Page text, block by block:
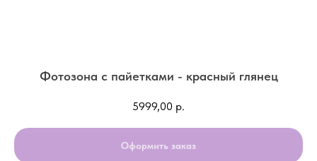
Фотозона с пайетками - красный глянец
5999,00 р.
Оформить заказ